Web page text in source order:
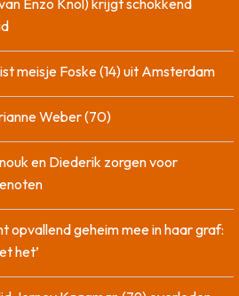
Enzo Knol) krijgt schokkend
meisje Foske (14) uit Amsterdam
Weber (70)
en Diederik zorgen voor
opvallend geheim mee in haar graf:
het’